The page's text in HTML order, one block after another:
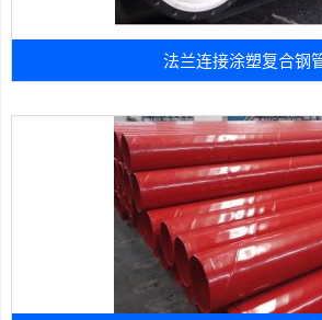
法兰连接涂塑复合钢